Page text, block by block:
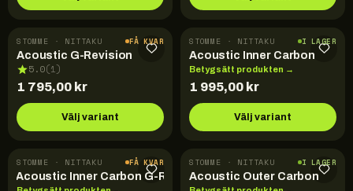
STOMME · NITTAKU FÅ KVAR
Acoustic G-Revision
5.0(1)
1 795,00 kr
Välj variant
STOMME · NITTAKU I LAGER
Acoustic Inner Carbon
Betygsätt produkten →
1 995,00 kr
Välj variant
STOMME · NITTAKU FÅ KVAR
Acoustic Inner Carbon G-Revision
STOMME · NITTAKU I LAGER
Acoustic Outer Carbon